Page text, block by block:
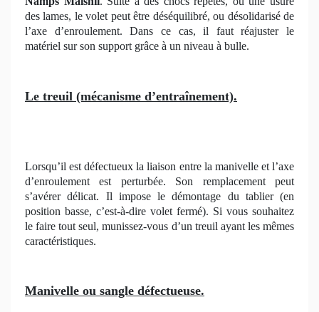
des lames, le volet peut être déséquilibré, ou désolidarisé de
l’axe d’enroulement. Dans ce cas, il faut réajuster le
matériel sur son support grâce à un niveau à bulle.
Le treuil (mécanisme d’entraînement).
Lorsqu’il est défectueux la liaison entre la manivelle et l’axe
d’enroulement est perturbée. Son remplacement peut
s’avérer délicat. Il impose le démontage du tablier (en
position basse, c’est-à-dire volet fermé). Si vous souhaitez
le faire tout seul, munissez-vous d’un treuil ayant les mêmes
caractéristiques.
Manivelle ou sangle défectueuse.